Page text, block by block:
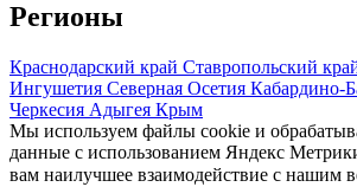
Регионы
Краснодарский край Ставропольский
Ингушетия Северная Осетия Кабардино-
Черкесия Адыгея Крым
Мы используем файлы cookie и
данные с использованием Яндекс
вам наилучшее взаимодействие с нашим